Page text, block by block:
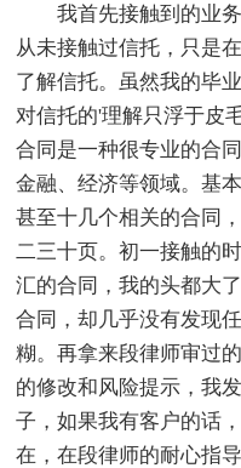
我首先接触到的业务
从未接触过信托，只是
了解信托。虽然我的毕
对信托的'理解只浮于皮
合同是一种很专业的合
金融、经济等领域。基
甚至十几个相关的合同
二三十页。初一接触的
汇的合同，我的头都大
合同，却几乎没有发现
糊。再拿来段律师审过
的修改和风险提示，我
子，如果我有客户的话
在，在段律师的耐心指